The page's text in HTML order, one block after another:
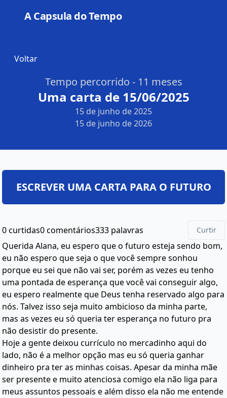
A Capsula do Tempo
Voltar
Tempo percorrido - 11 meses
Uma carta de 15/06/2025
15 de junho de 2025
15 de junho de 2026
0 curtidas0 comentários333 palavras Curtir
Querida Alana, eu espero que o futuro esteja sendo bom,
eu não espero que seja o que você sempre sonhou
porque eu sei que não vai ser, porém as vezes eu tenho
uma pontada de esperança que você vai conseguir algo,
eu espero realmente que Deus tenha reservado algo para
nós. Talvez isso seja muito ambicioso da minha parte,
mas as vezes eu só queria ter esperança no futuro pra
não desistir do presente.
Hoje a gente deixou currículo no mercadinho aqui do
lado, não é a melhor opção mas eu só queria ganhar
dinheiro pra ter as minhas coisas. Apesar da minha mãe
ser presente e muito atenciosa comigo ela não liga para
meus assuntos pessoais e além disso ela não me entende
ESCREVER UMA CARTA PARA O FUTURO